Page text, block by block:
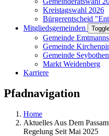
Kreistagswahl 2026
Bürgerentscheid
Mitgliedsgemeinden
Gemeinde
Gemeinde
Gemeinde
Markt Weidenberg
Karriere
Pfadnavigation
Home
Aktuelles Aus Dem
Regelung Seit Mai 2025